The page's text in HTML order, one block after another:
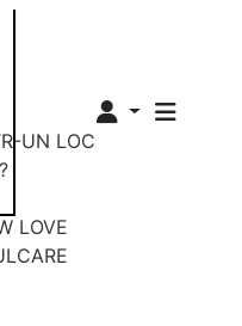
UN LOC
LOVE